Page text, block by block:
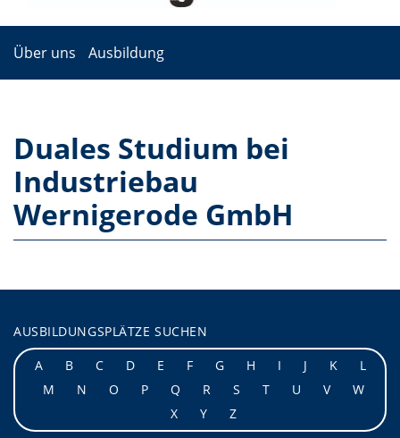
Über uns Ausbildung
Duales Studium bei
Industriebau
Wernigerode GmbH
AUSBILDUNGSPLÄTZE SUCHEN
A
B C D E F G H I J K
L
M
N O P Q R S T U V
W
X
Y Z